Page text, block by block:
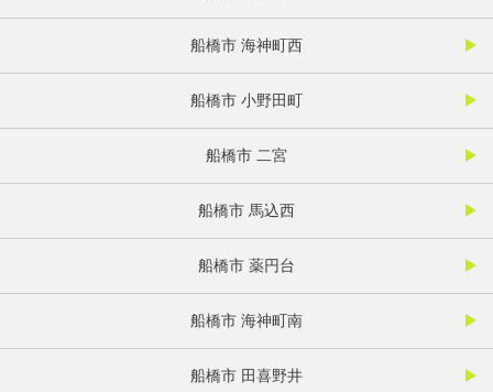
船橋市 海神町西
船橋市 小野田町
船橋市 二宮
船橋市 馬込西
船橋市 薬円台
船橋市 海神町南
船橋市 田喜野井